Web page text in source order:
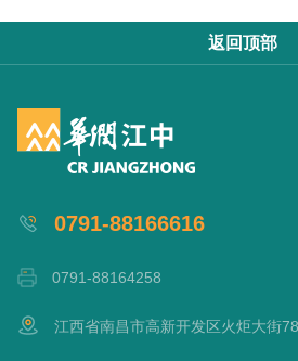
返回顶部
0791-88166616
0791-88164258
江西省南昌市高新开发区火炬大街